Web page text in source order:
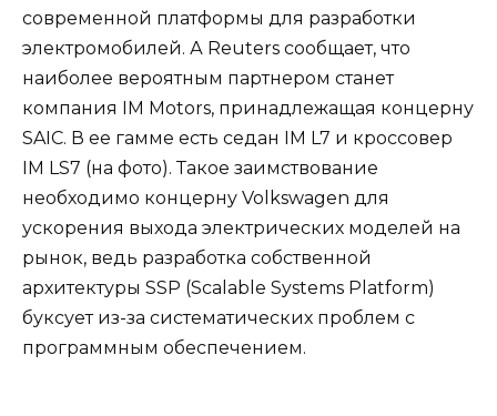
современной платформы для разработки
электромобилей. А Reuters сообщает, что
наиболее вероятным партнером станет
компания IM Motors, принадлежащая концерну
SAIC. В ее гамме есть седан IM L7 и кроссовер
IM LS7 (на фото). Такое заимствование
необходимо концерну Volkswagen для
ускорения выхода электрических моделей на
рынок, ведь разработка собственной
архитектуры SSP (Scalable Systems Platform)
буксует из-за систематических проблем с
программным обеспечением.